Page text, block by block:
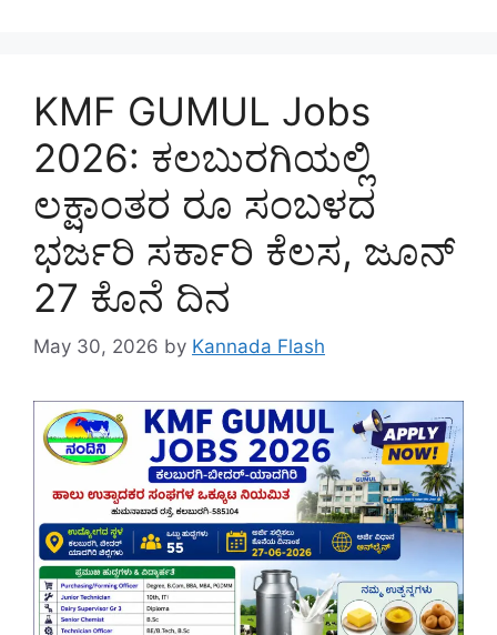
KMF GUMUL Jobs
2026: ಕಲಬುರಗಿಯಲ್ಲಿ
ಲಕ್ಷಾಂತರ ರೂ ಸಂಬಳದ
ಭರ್ಜರಿ ಸರ್ಕಾರಿ ಕೆಲಸ, ಜೂನ್‌
27 ಕೊನೆ ದಿನ
May 30, 2026 by Kannada Flash